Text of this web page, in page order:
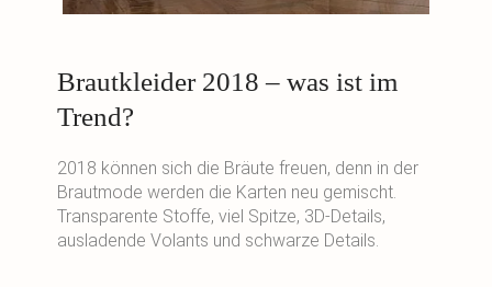
Brautkleider 2018 – was ist im
Trend?
2018 können sich die Bräute freuen, denn in der
Brautmode werden die Karten neu gemischt.
Transparente Stoffe, viel Spitze, 3D-Details,
ausladende Volants und schwarze Details.